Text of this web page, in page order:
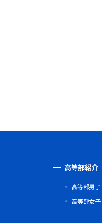
高等部紹介
高等部男子
高等部女子